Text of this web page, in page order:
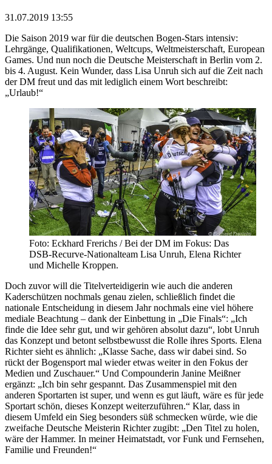
31.07.2019 13:55
Die Saison 2019 war für die deutschen Bogen-Stars intensiv:
Lehrgänge, Qualifikationen, Weltcups, Weltmeisterschaft, European
Games. Und nun noch die Deutsche Meisterschaft in Berlin vom 2.
bis 4. August. Kein Wunder, dass Lisa Unruh sich auf die Zeit nach
der DM freut und das mit lediglich einem Wort beschreibt:
„Urlaub!“
Foto: Eckhard Frerichs / Bei der DM im Fokus: Das
DSB-Recurve-Nationalteam Lisa Unruh, Elena Richter
und Michelle Kroppen.
Doch zuvor will die Titelverteidigerin wie auch die anderen
Kaderschützen nochmals genau zielen, schließlich findet die
nationale Entscheidung in diesem Jahr nochmals eine viel höhere
mediale Beachtung – dank der Einbettung in „Die Finals“: „Ich
finde die Idee sehr gut, und wir gehören absolut dazu“, lobt Unruh
das Konzept und betont selbstbewusst die Rolle ihres Sports. Elena
Richter sieht es ähnlich: „Klasse Sache, dass wir dabei sind. So
rückt der Bogensport mal wieder etwas weiter in den Fokus der
Medien und Zuschauer.“ Und Compounderin Janine Meißner
ergänzt: „Ich bin sehr gespannt. Das Zusammenspiel mit den
anderen Sportarten ist super, und wenn es gut läuft, wäre es für jede
Sportart schön, dieses Konzept weiterzuführen.“ Klar, dass in
diesem Umfeld ein Sieg besonders süß schmecken würde, wie die
zweifache Deutsche Meisterin Richter zugibt: „Den Titel zu holen,
wäre der Hammer. In meiner Heimatstadt, vor Funk und Fernsehen,
Familie und Freunden!“